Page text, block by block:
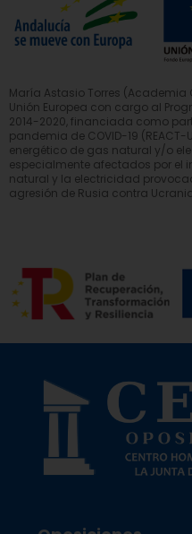
María Astasio Torres
Unión Europea con cargo al
2014-2020, financiada como
pandemia de COVID-19
energético de gas natural y/o
especialmente afectados por el
natural y la electricidad
agresión de Rusia contra